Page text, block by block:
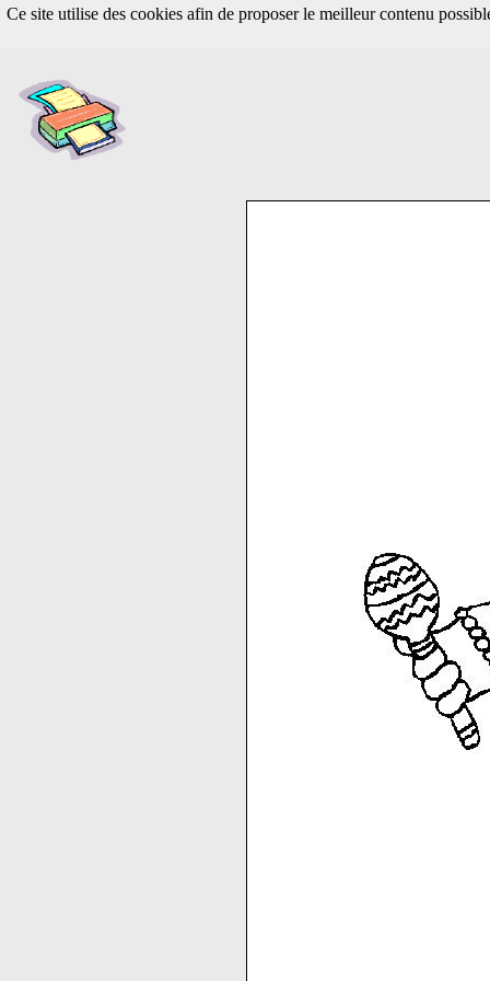
Ce site utilise des cookies afin de proposer le meilleur contenu